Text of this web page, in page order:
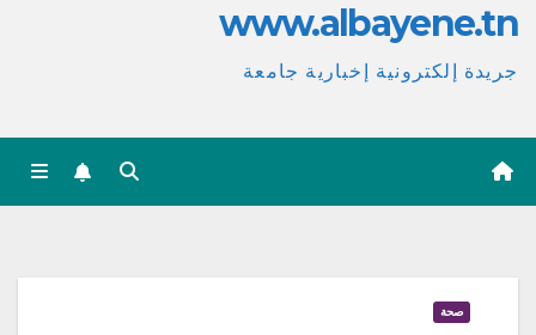
www.albayene.tn
جريدة إلكترونية إخبارية جامعة
صحة